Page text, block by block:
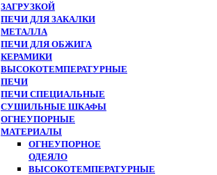
ЗАГРУЗКОЙ
ПЕЧИ ДЛЯ ЗАКАЛКИ
МЕТАЛЛА
ПЕЧИ ДЛЯ ОБЖИГА
КЕРАМИКИ
ВЫСОКОТЕМПЕРАТУРНЫЕ
ПЕЧИ
ПЕЧИ СПЕЦИАЛЬНЫЕ
СУШИЛЬНЫЕ ШКАФЫ
ОГНЕУПОРНЫЕ
МАТЕРИАЛЫ
ОГНЕУПОРНОЕ
ОДЕЯЛО
ВЫСОКОТЕМПЕРАТУРНЫЕ